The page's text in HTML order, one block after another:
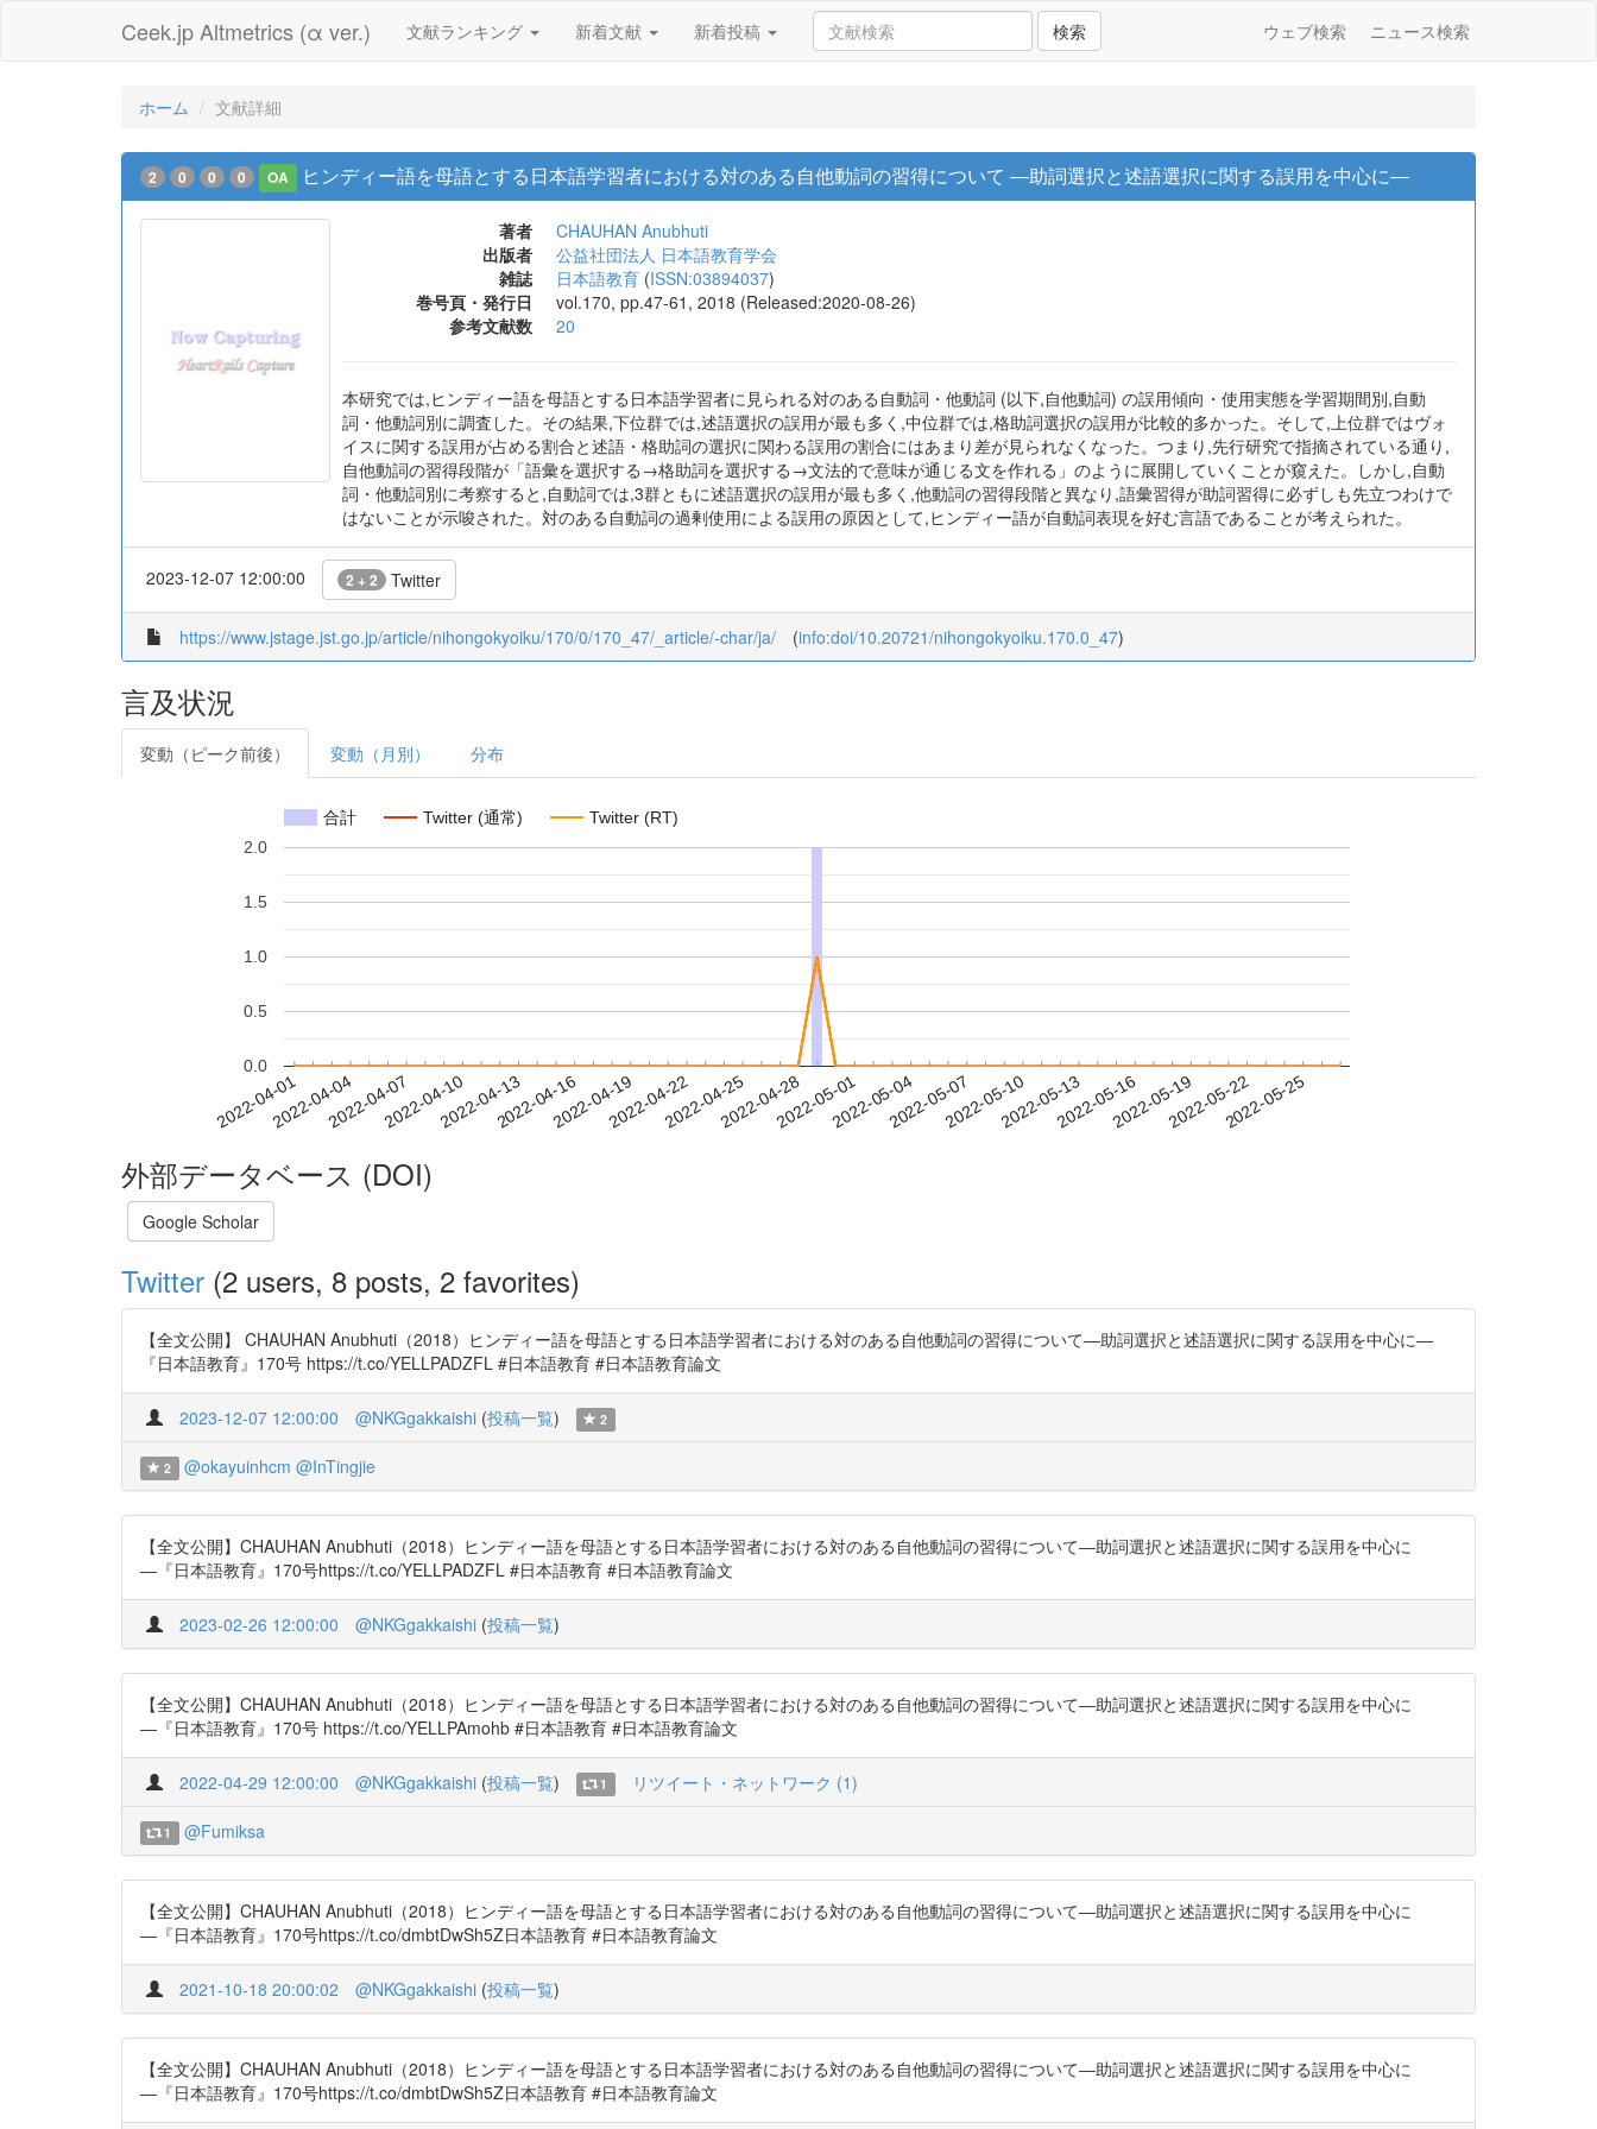
Ceek.jp Altmetrics (α ver.) 文献ランキング 新着文献 新着投稿 検索 ウェブ検索 ニュース検索
ホーム 文献詳細
2 0 0 0 OA ヒンディー語を母語とする日本語学習者における対のある自他動詞の習得について ―助詞選択と述語選択に関する誤用を中心に―
著者
CHAUHAN Anubhuti
出版者
公益社団法人 日本語教育学会
雑誌
日本語教育 (ISSN:03894037)
巻号頁・発行日
vol.170, pp.47-61, 2018 (Released:2020-08-26)
参考文献数
20
本研究では,ヒンディー語を母語とする日本語学習者に見られる対のある自動詞・他動詞 (以下,自他動詞) の誤用傾向・使用実態を学習期間別,自動
詞・他動詞別に調査した。その結果,下位群では,述語選択の誤用が最も多く,中位群では,格助詞選択の誤用が比較的多かった。そして,上位群ではヴォ
イスに関する誤用が占める割合と述語・格助詞の選択に関わる誤用の割合にはあまり差が見られなくなった。つまり,先行研究で指摘されている通り,
自他動詞の習得段階が「語彙を選択する→格助詞を選択する→文法的で意味が通じる文を作れる」のように展開していくことが窺えた。しかし,自動
詞・他動詞別に考察すると,自動詞では,3群ともに述語選択の誤用が最も多く,他動詞の習得段階と異なり,語彙習得が助詞習得に必ずしも先立つわけで
はないことが示唆された。対のある自動詞の過剰使用による誤用の原因として,ヒンディー語が自動詞表現を好む言語であることが考えられた。
2023-12-07 12:00:00 2 + 2 Twitter
https://www.jstage.jst.go.jp/article/nihongokyoiku/170/0/170_47/_article/-char/ja/ (info:doi/10.20721/nihongokyoiku.170.0_47)
言及状況
変動（ピーク前後） 変動（月別） 分布
合計 Twitter (通常) Twitter (RT)
2022-04-012022-04-042022-04-072022-04-102022-04-132022-04-162022-04-192022-04-222022-04-252022-04-282022-05-012022-05-042022-05-072022-05-102022-05-132022-05-162022-05-192022-05-222022-05-25
0.0
0.5
1.0
1.5
2.0
外部データベース (DOI)
Google Scholar
Twitter (2 users, 8 posts, 2 favorites)
【全文公開】 CHAUHAN Anubhuti（2018）ヒンディー語を母語とする日本語学習者における対のある自他動詞の習得について―助詞選択と述語選択に関する誤用を中心に―
『日本語教育』170号 https://t.co/YELLPADZFL #日本語教育 #日本語教育論文
2023-12-07 12:00:00 @NKGgakkaishi (投稿一覧) 2
2 @okayuinhcm @InTingjie
【全文公開】CHAUHAN Anubhuti（2018）ヒンディー語を母語とする日本語学習者における対のある自他動詞の習得について―助詞選択と述語選択に関する誤用を中心に
―『日本語教育』170号https://t.co/YELLPADZFL #日本語教育 #日本語教育論文
2023-02-26 12:00:00 @NKGgakkaishi (投稿一覧)
【全文公開】CHAUHAN Anubhuti（2018）ヒンディー語を母語とする日本語学習者における対のある自他動詞の習得について―助詞選択と述語選択に関する誤用を中心に
―『日本語教育』170号 https://t.co/YELLPAmohb #日本語教育 #日本語教育論文
2022-04-29 12:00:00 @NKGgakkaishi (投稿一覧) 1 リツイート・ネットワーク (1)
1 @Fumiksa
【全文公開】CHAUHAN Anubhuti（2018）ヒンディー語を母語とする日本語学習者における対のある自他動詞の習得について―助詞選択と述語選択に関する誤用を中心に
―『日本語教育』170号https://t.co/dmbtDwSh5Z日本語教育 #日本語教育論文
2021-10-18 20:00:02 @NKGgakkaishi (投稿一覧)
【全文公開】CHAUHAN Anubhuti（2018）ヒンディー語を母語とする日本語学習者における対のある自他動詞の習得について―助詞選択と述語選択に関する誤用を中心に
―『日本語教育』170号https://t.co/dmbtDwSh5Z日本語教育 #日本語教育論文